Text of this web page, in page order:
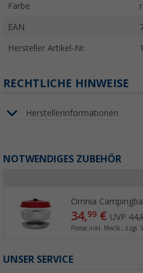
Farbe
EAN
Hersteller Artikel-Nr.
RECHTLICHE HINWEISE
Herstellerinformationen
NOTWENDIGES ZUBEHÖR
Omnia
34,99€ UVP
Preise inkl. MwSt., zzgl.
UNSER SERVICE